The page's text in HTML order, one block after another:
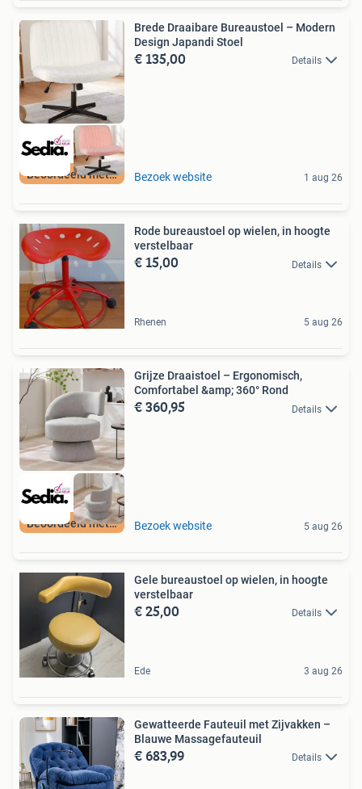
Beoordeeld met 9+
Brede Draaibare Bureaustoel – Modern
Design Japandi Stoel
€ 135,00 Details
Bezoek website 1 aug 26
Rode bureaustoel op wielen, in hoogte
verstelbaar
€ 15,00 Details
Rhenen 5 aug 26
Beoordeeld met 9+
Grijze Draaistoel – Ergonomisch,
Comfortabel &amp; 360° Rond
€ 360,95 Details
Bezoek website 5 aug 26
Gele bureaustoel op wielen, in hoogte
verstelbaar
€ 25,00 Details
Ede 3 aug 26
Gewatteerde Fauteuil met Zijvakken –
Blauwe Massagefauteuil
€ 683,99 Details